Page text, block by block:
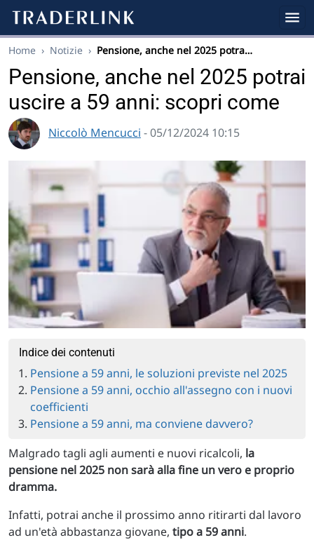
Home › Notizie › Pensione, anche nel 2025 potra…
Pensione, anche nel 2025 potrai
uscire a 59 anni: scopri come
Niccolò Mencucci - 05/12/2024 10:15
Indice dei contenuti
Pensione a 59 anni, le soluzioni previste nel 2025
Pensione a 59 anni, occhio all'assegno con i nuovi
coefficienti
Pensione a 59 anni, ma conviene davvero?
Malgrado tagli agli aumenti e nuovi ricalcoli, la
pensione nel 2025 non sarà alla fine un vero e proprio
dramma.
Infatti, potrai anche il prossimo anno ritirarti dal lavoro
ad un'età abbastanza giovane, tipo a 59 anni.